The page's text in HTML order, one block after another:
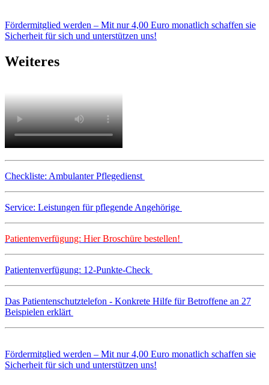
Fördermitglied werden – Mit nur 4,00 Euro monatlich schaffen sie
Sicherheit für sich und unterstützen uns!
Weiteres
Checkliste: Ambulanter Pflegedienst
Service: Leistungen für pflegende Angehörige
Patientenverfügung: Hier Broschüre bestellen!
Patientenverfügung: 12-Punkte-Check
Das Patientenschutztelefon - Konkrete Hilfe für Betroffene an 27
Beispielen erklärt
Fördermitglied werden – Mit nur 4,00 Euro monatlich schaffen sie
Sicherheit für sich und unterstützen uns!